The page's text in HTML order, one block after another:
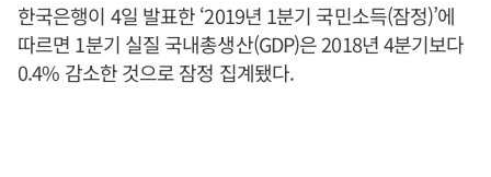
한국은행이 4일 발표한 ‘2019년 1분기 국민소득(잠정)’에
따르면 1분기 실질 국내총생산(GDP)은 2018년 4분기보다
0.4% 감소한 것으로 잠정 집계됐다.